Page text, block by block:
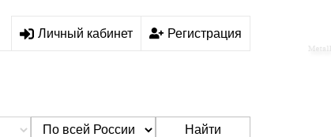
Личный кабинет Регистрация
Найти